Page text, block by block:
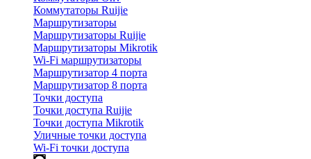
Коммутаторы Ruijie
Маршрутизаторы
Маршрутизаторы Ruijie
Маршрутизаторы Mikrotik
Wi-Fi маршрутизаторы
Маршрутизатор 4 порта
Маршрутизатор 8 порта
Точки доступа
Точки доступа Ruijie
Точки доступа Mikrotik
Уличные точки доступа
Wi-Fi точки доступа